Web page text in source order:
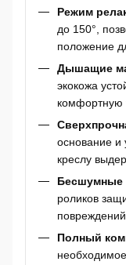
Режим
до 150°,
положение
Дышащие
экокожа
комфортную
основание и
креслу
Бесшумные
роликов
повреждений.
Полный